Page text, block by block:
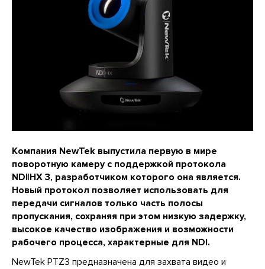
Компания NewTek выпустила первую в мире
поворотную камеру с поддержкой протокола
NDI|HX 3, разработчиком которого она является.
Новый протокол позволяет использовать для
передачи сигналов только часть полосы
пропускания, сохраняя при этом низкую задержку,
высокое качество изображения и возможности
рабочего процесса, характерные для NDI.
NewTek PTZ3 предназначена для захвата видео и